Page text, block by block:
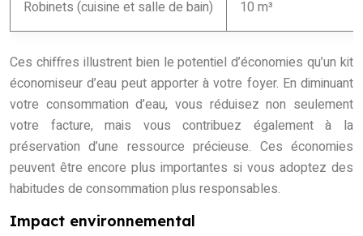
Robinets (cuisine et salle de bain) 10 m³
Ces chiffres illustrent bien le potentiel d’économies qu’un kit
économiseur d’eau peut apporter à votre foyer. En diminuant
votre consommation d’eau, vous réduisez non seulement
votre facture, mais vous contribuez également à la
préservation d’une ressource précieuse. Ces économies
peuvent être encore plus importantes si vous adoptez des
habitudes de consommation plus responsables.
Impact environnemental